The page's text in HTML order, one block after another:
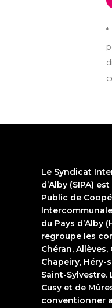
*
Le Syndicat
d’Alby (SIPA)
Public de
du Pays d’Alby
regroupe les
Chéran,
Chapeiry, Héry-
Saint-Sylvestre.
Cusy et de
conventionner